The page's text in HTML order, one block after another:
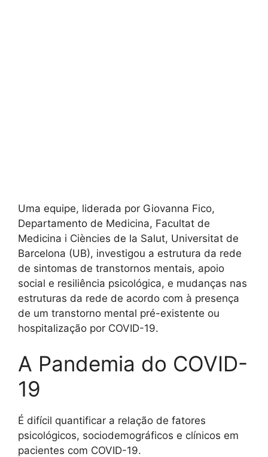
Uma equipe, liderada por Giovanna Fico,
Departamento de Medicina, Facultat de
Medicina i Ciències de la Salut, Universitat de
Barcelona (UB), investigou a estrutura da rede
de sintomas de transtornos mentais, apoio
social e resiliência psicológica, e mudanças nas
estruturas da rede de acordo com à presença
de um transtorno mental pré-existente ou
hospitalização por COVID-19.
A Pandemia do COVID-
19
É difícil quantificar a relação de fatores
psicológicos, sociodemográficos e clínicos em
pacientes com COVID-19.